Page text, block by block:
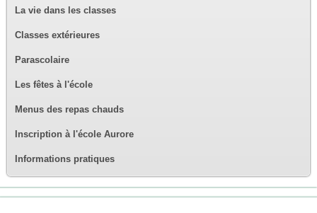
La vie dans les classes
Classes extérieures
Parascolaire
Les fêtes à l'école
Menus des repas chauds
Inscription à l'école Aurore
Informations pratiques